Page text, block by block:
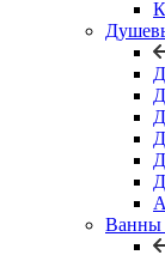
Ванны